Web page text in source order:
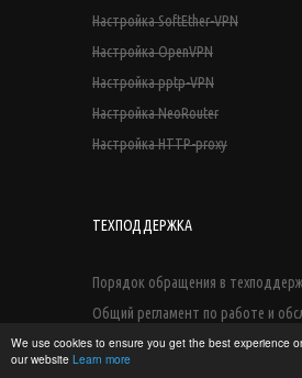
We use cookies to ensure you get the best experience
our website Learn more
Настройка SoftEther-VPN
Настройка OpenVPN
Настройка pptp-VPN
Настройка NeoRouter
Настройка HTTP-proxy
ТЕХПОДДЕРЖКА
Порядок обращения в
Общий регламент по работе и